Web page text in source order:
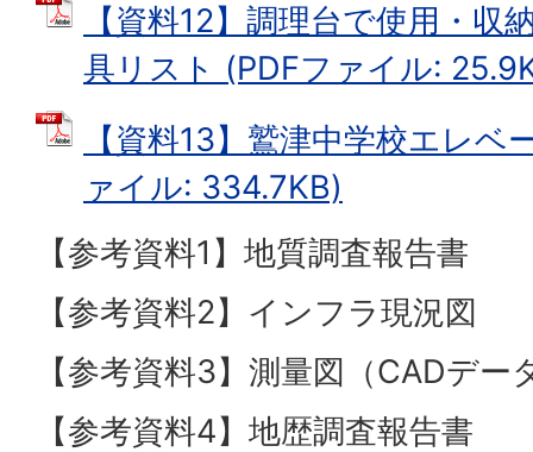
【資料12】調理台で使用・収
具リスト (PDFファイル:
【資料13】鷲津中学校エレベ
ァイル: 334.7KB)
【参考資料1】地質調査報告書
【参考資料2】インフラ現況図
【参考資料3】測量図（CADデー
【参考資料4】地歴調査報告書